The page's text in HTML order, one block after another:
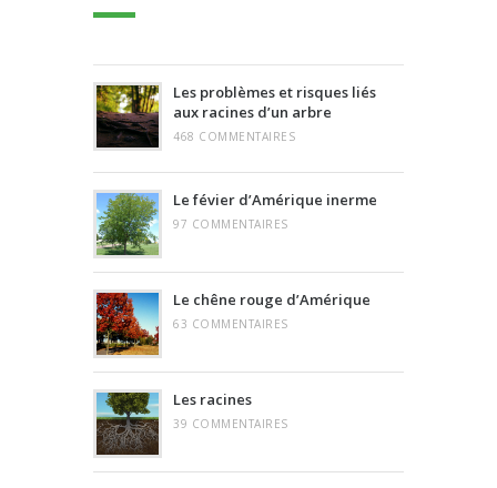
Les problèmes et risques liés
aux racines d’un arbre
468 COMMENTAIRES
Le févier d’Amérique inerme
97 COMMENTAIRES
Le chêne rouge d’Amérique
63 COMMENTAIRES
Les racines
39 COMMENTAIRES